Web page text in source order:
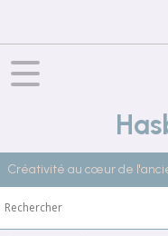
Créativité au cœur de